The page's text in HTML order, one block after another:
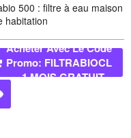
500 : filtre à eau maison
habitation
Acheter Avec Le Code
Promo: FILTRABIOCL
= 1 MOIS GRATUIT